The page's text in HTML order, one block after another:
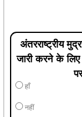
अंतरराष्ट्रीय
जारी करने के लिए
हाँ
नहीं